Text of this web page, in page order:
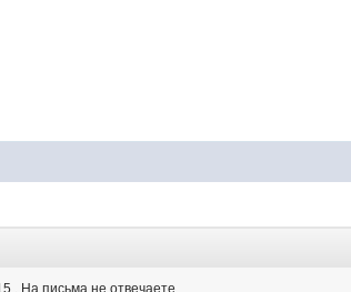
. На письма не отвечаете